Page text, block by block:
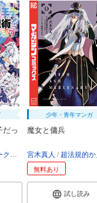
っ
ル メル。
少年・青年マンガ
魔女と傭兵
宮木真人 超法規的か
無料あり
試し読み